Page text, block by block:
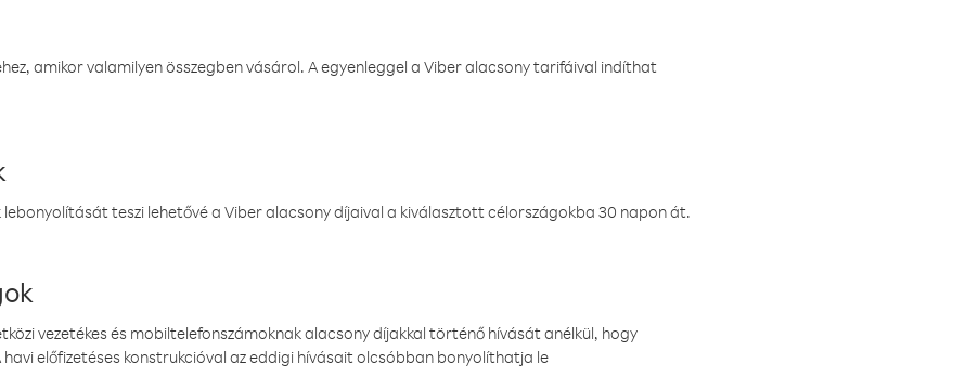
amikor valamilyen összegben vásárol. A egyenleggel a Viber alacsony tarifáival indíthat
teszi lehetővé a Viber alacsony díjaival a kiválasztott célországokba 30 napon át.
vezetékes és mobiltelefonszámoknak alacsony díjakkal történő hívását anélkül, hogy
előfizetéses konstrukcióval az eddigi hívásait olcsóbban bonyolíthatja le